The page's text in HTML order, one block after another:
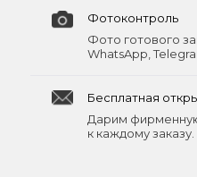
Фотоконтроль
Фото готового
WhatsApp,
Бесплатная
Дарим
к каждому заказу.